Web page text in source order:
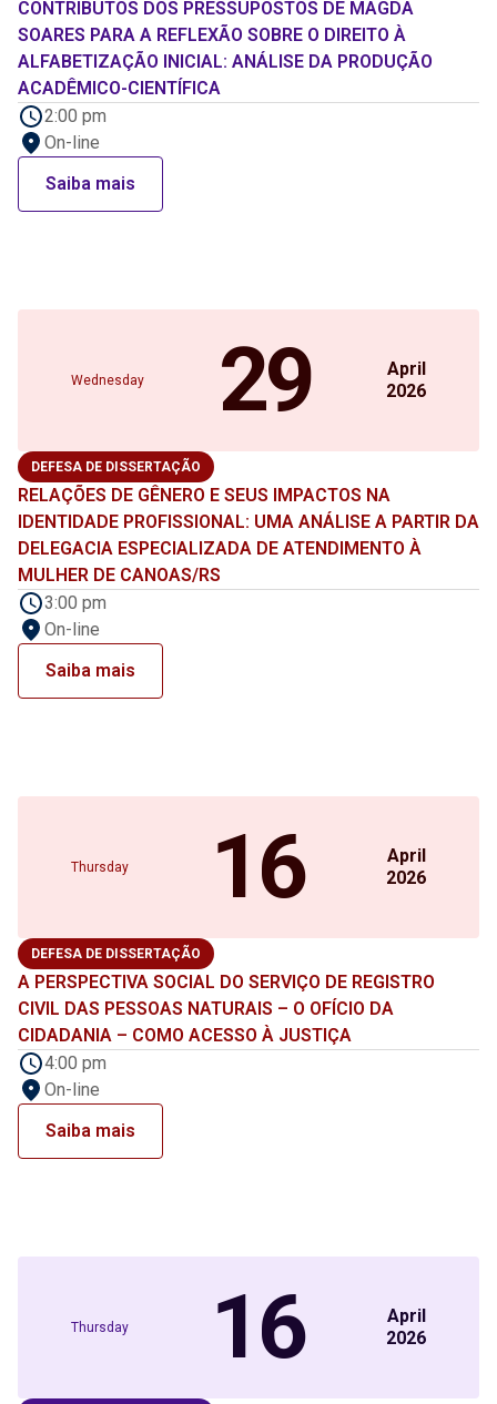
CONTRIBUTOS DOS PRESSUPOSTOS DE MAGDA
SOARES PARA A REFLEXÃO SOBRE O DIREITO À
ALFABETIZAÇÃO INICIAL: ANÁLISE DA PRODUÇÃO
ACADÊMICO-CIENTÍFICA
2:00 pm
On-line
Saiba mais
Wednesday 29
April
2026
DEFESA DE DISSERTAÇÃO
RELAÇÕES DE GÊNERO E SEUS IMPACTOS NA
IDENTIDADE PROFISSIONAL: UMA ANÁLISE A PARTIR DA
DELEGACIA ESPECIALIZADA DE ATENDIMENTO À
MULHER DE CANOAS/RS
3:00 pm
On-line
Saiba mais
Thursday 16
April
2026
DEFESA DE DISSERTAÇÃO
A PERSPECTIVA SOCIAL DO SERVIÇO DE REGISTRO
CIVIL DAS PESSOAS NATURAIS – O OFÍCIO DA
CIDADANIA – COMO ACESSO À JUSTIÇA
4:00 pm
On-line
Saiba mais
Thursday 16
April
2026